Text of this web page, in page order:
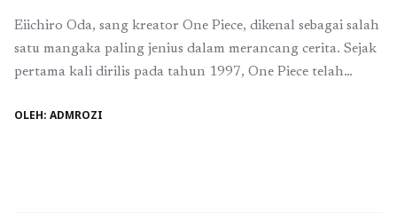
Eiichiro Oda, sang kreator One Piece, dikenal sebagai salah
satu mangaka paling jenius dalam merancang cerita. Sejak
pertama kali dirilis pada tahun 1997, One Piece telah
dengan alur yang kompleks, karakter yang mendalam, dan
OLEH: ADMROZI